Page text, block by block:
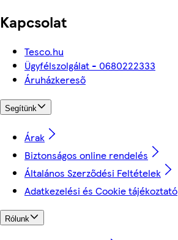
Kapcsolat
Tesco.hu
Ügyfélszolgálat - 0680222333
Áruházkereső
Segítünk
Árak
Biztonságos online rendelés
Általános Szerződési Feltételek
Adatkezelési és Cookie tájékoztató
Rólunk